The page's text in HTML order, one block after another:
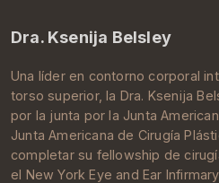
Dra. Ksenija Belsley
Una líder en contorno corporal
torso superior, la Dra. Ksenija
por la junta por la Junta
Junta Americana de Cirugía
completar su fellowship de
el New York Eye and Ear